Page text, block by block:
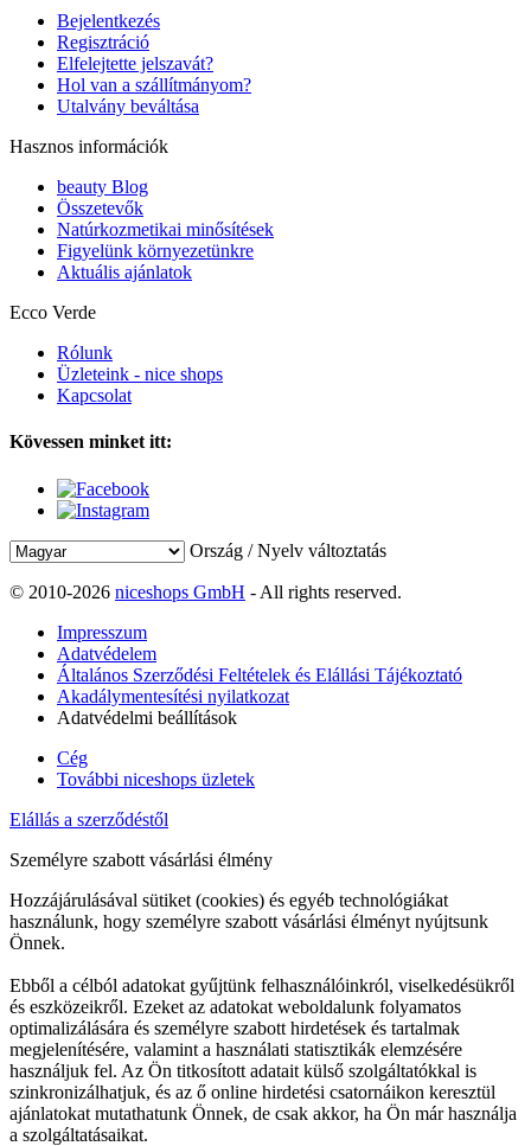
Bejelentkezés
Regisztráció
Elfelejtette jelszavát?
Hol van a szállítmányom?
Utalvány beváltása
Hasznos információk
beauty Blog
Összetevők
Natúrkozmetikai minősítések
Figyelünk környezetünkre
Aktuális ajánlatok
Ecco Verde
Rólunk
Üzleteink - nice shops
Kapcsolat
Kövessen minket itt:
Ország / Nyelv változtatás
© 2010-2026 niceshops GmbH - All rights reserved.
Impresszum
Adatvédelem
Általános Szerződési Feltételek és Elállási Tájékoztató
Akadálymentesítési nyilatkozat
Adatvédelmi beállítások
Cég
További niceshops üzletek
Elállás a szerződéstől
Személyre szabott vásárlási élmény
Hozzájárulásával sütiket (cookies) és egyéb technológiákat
használunk, hogy személyre szabott vásárlási élményt nyújtsunk
Önnek.
Ebből a célból adatokat gyűjtünk felhasználóinkról, viselkedésükről
és eszközeikről. Ezeket az adatokat weboldalunk folyamatos
optimalizálására és személyre szabott hirdetések és tartalmak
megjelenítésére, valamint a használati statisztikák elemzésére
használjuk fel. Az Ön titkosított adatait külső szolgáltatókkal is
szinkronizálhatjuk, és az ő online hirdetési csatornáikon keresztül
ajánlatokat mutathatunk Önnek, de csak akkor, ha Ön már használja
a szolgáltatásaikat.